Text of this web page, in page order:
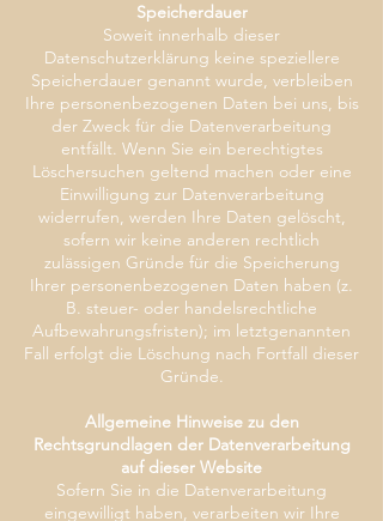
Speicherdauer
Soweit innerhalb dieser
Datenschutzerklärung keine speziellere
Speicherdauer genannt wurde, verbleiben
Ihre personenbezogenen Daten bei uns, bis
der Zweck für die Datenverarbeitung
entfällt. Wenn Sie ein berechtigtes
Löschersuchen geltend machen oder eine
Einwilligung zur Datenverarbeitung
widerrufen, werden Ihre Daten gelöscht,
sofern wir keine anderen rechtlich
zulässigen Gründe für die Speicherung
Ihrer personenbezogenen Daten haben (z.
B. steuer- oder handelsrechtliche
Aufbewahrungsfristen); im letztgenannten
Fall erfolgt die Löschung nach Fortfall dieser
Gründe.
Allgemeine Hinweise zu den
Rechtsgrundlagen der Datenverarbeitung
auf dieser Website
Sofern Sie in die Datenverarbeitung
eingewilligt haben, verarbeiten wir Ihre